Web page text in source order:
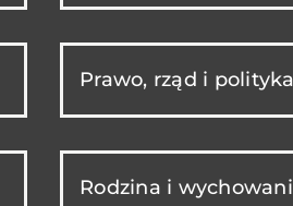
Prawo, rząd i polityka
Rodzina i